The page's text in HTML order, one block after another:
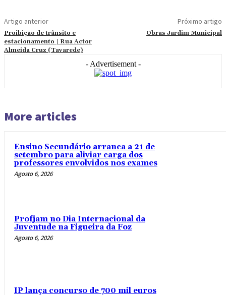
Artigo anterior
Proibição de trânsito e
estacionamento | Rua Actor
Almeida Cruz (Tavarede)
Próximo artigo
Obras Jardim Municipal
- Advertisement -
More articles
Ensino Secundário arranca a 21 de
setembro para aliviar carga dos
professores envolvidos nos exames
Agosto 6, 2026
Profjam no Dia Internacional da
Juventude na Figueira da Foz
Agosto 6, 2026
IP lança concurso de 700 mil euros